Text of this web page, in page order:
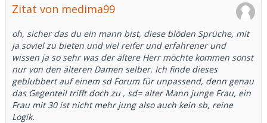
Zitat von medima99
oh, sicher das du ein mann bist, diese blöden Sprüche, mit
ja soviel zu bieten und viel reifer und erfahrener und
wissen ja so sehr was der ältere Herr möchte kommen sonst
nur von den älteren Damen selber. Ich finde dieses
geblubbert auf einem sd Forum für unpassend, denn genau
das Gegenteil trifft doch zu , sd= alter Mann junge Frau, ein
Frau mit 30 ist nicht mehr jung also auch kein sb, reine
Logik.